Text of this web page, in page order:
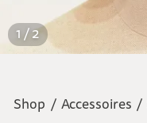
1 / 2
Shop / Accessoires /